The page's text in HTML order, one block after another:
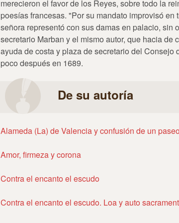
merecieron el favor de los Reyes, sobre todo la
poesías francesas. "Por su mandato improvisó
señora representó con sus damas en palacio, sin
secretario Marban y el mismo autor, que hacia
ayuda de costa y plaza de secretario del
poco después en 1689.
De su autoría
Alameda (La) de Valencia y confusión de un paseo
Amor, firmeza y corona
Contra el encanto el escudo
Contra el encanto el escudo. Loa y auto